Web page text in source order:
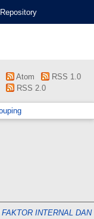
Atom
RSS 1.0
RSS 2.0
INTERNAL DAN